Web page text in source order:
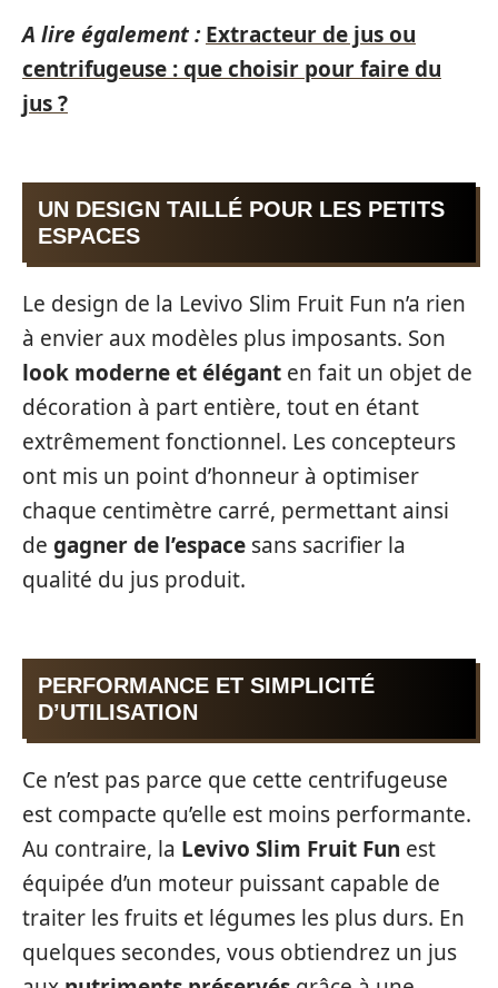
A lire également : Extracteur de jus ou
centrifugeuse : que choisir pour faire du
jus ?
UN DESIGN TAILLÉ POUR LES PETITS
ESPACES
Le design de la Levivo Slim Fruit Fun n’a rien
à envier aux modèles plus imposants. Son
look moderne et élégant en fait un objet de
décoration à part entière, tout en étant
extrêmement fonctionnel. Les concepteurs
ont mis un point d’honneur à optimiser
chaque centimètre carré, permettant ainsi
de gagner de l’espace sans sacrifier la
qualité du jus produit.
PERFORMANCE ET SIMPLICITÉ
D’UTILISATION
Ce n’est pas parce que cette centrifugeuse
est compacte qu’elle est moins performante.
Au contraire, la Levivo Slim Fruit Fun est
équipée d’un moteur puissant capable de
traiter les fruits et légumes les plus durs. En
quelques secondes, vous obtiendrez un jus